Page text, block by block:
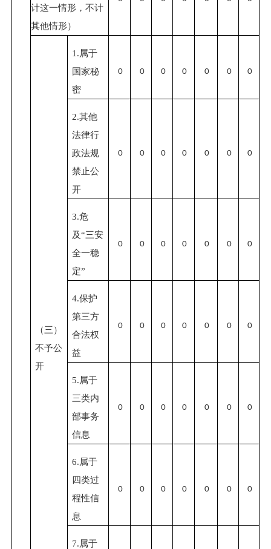
计这一情形，不计
其他情形）
（三）
不予公
开
1.属于
国家秘
密
0 0 0 0 0 0 0
2.其他
法律行
政法规
禁止公
开
0 0 0 0 0 0 0
3.危
及“三安
全一稳
定”
0 0 0 0 0 0 0
4.保护
第三方
合法权
益
0 0 0 0 0 0 0
5.属于
三类内
部事务
信息
0 0 0 0 0 0 0
6.属于
四类过
程性信
息
0 0 0 0 0 0 0
7.属于